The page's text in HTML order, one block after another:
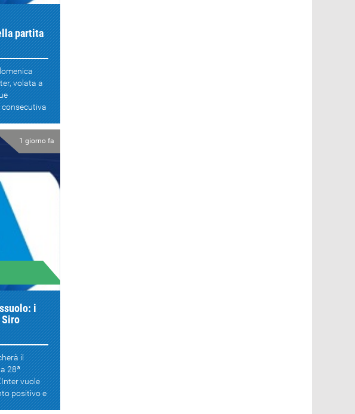
partita
volata a
1 giorno fa
i
Siro
il
28ª
vuole
positivo e